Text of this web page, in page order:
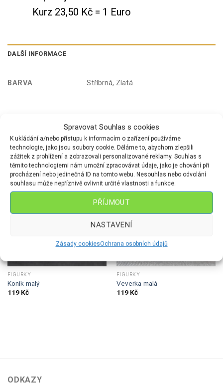
Spravovat Souhlas s cookies
K ukládání a/nebo přístupu k informacím o zařízení používáme
technologie, jako jsou soubory cookie. Děláme to, abychom zlepšili
zážitek z prohlížení a zobrazovali personalizované reklamy. Souhlas s
těmito technologiemi nám umožní zpracovávat údaje, jako je chování při
procházení nebo jedinečná ID na tomto webu. Nesouhlas nebo odvolání
souhlasu může nepříznivě ovlivnit určité vlastnosti a funkce.
PŘÍJMOUT
NASTAVENÍ
Zásady cookiesOchrana osobních údajů
Kurz 23,50 Kč = 1 Euro
DALŠÍ INFORMACE
BARVA Stříbrná, Zlatá
SOUVISEJÍCÍ PRODUKTY
FIGURKY
Koník-malý
119 Kč
FIGURKY
Veverka-malá
119 Kč
ODKAZY